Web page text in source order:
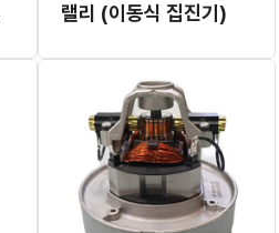
랠리 (이동식 집진기)